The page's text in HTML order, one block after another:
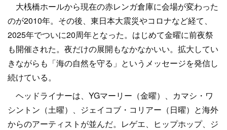
大桟橋ホールから現在の赤レンガ倉庫に会場が変わった
のが2010年。その後、東日本大震災やコロナなど経て、
2025年でついに20周年となった。はじめて金曜に前夜祭
も開催された。夜だけの展開もなかなかいい。拡大してい
きながらも「海の自然を守る」というメッセージを発信し
続けている。
ヘッドライナーは、YGマーリー（金曜）、カマシ・ワ
シントン（土曜）、ジェイコブ・コリアー（日曜）と海外
からのアーティストが並んだ。レゲエ、ヒップホップ、ジ